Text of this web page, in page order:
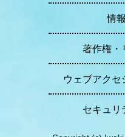
情
著作権・
ウェブアクセ
セキュリ